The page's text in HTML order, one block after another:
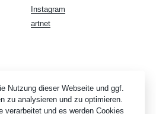
Instagram
artnet
Nutzung dieser Webseite und ggf.
zu analysieren und zu optimieren.
verarbeitet und es werden Cookies